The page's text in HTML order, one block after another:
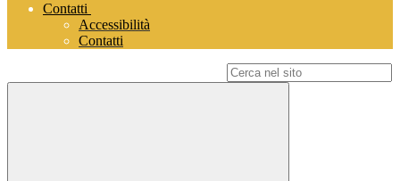
Contatti
Accessibilità
Contatti